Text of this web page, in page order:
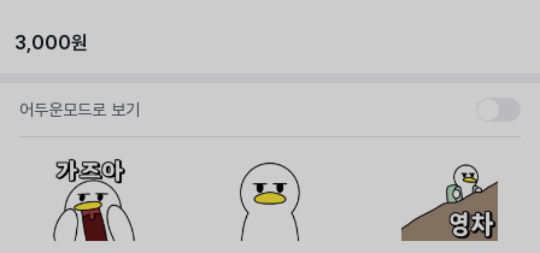
3,000원
어두운모드로 보기